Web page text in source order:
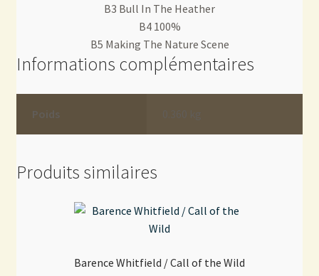
B3 Bull In The Heather
B4 100%
B5 Making The Nature Scene
Informations complémentaires
Poids
Produits similaires
Barence Whitfield / Call of the Wild